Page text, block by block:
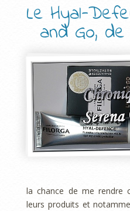
Le Hyal-
and Go,
la chance de me rendre
leurs produits et